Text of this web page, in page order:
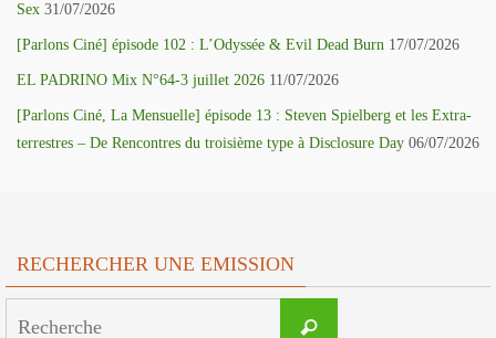
Sex 31/07/2026
[Parlons Ciné] épisode 102 : L’Odyssée & Evil Dead Burn 17/07/2026
EL PADRINO Mix N°64-3 juillet 2026 11/07/2026
[Parlons Ciné, La Mensuelle] épisode 13 : Steven Spielberg et les Extra-
terrestres – De Rencontres du troisième type à Disclosure Day 06/07/2026
RECHERCHER UNE EMISSION
Recherche